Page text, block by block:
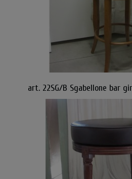
art. 22SG/B Sgabellone bar